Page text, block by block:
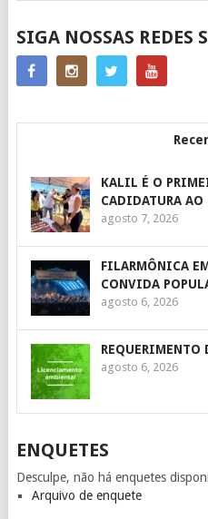
SIGA NOSSAS REDES
KALIL É O
CADIDATURA AO
agosto 7, 2026
FILARMÔNICA
CONVIDA
agosto 6, 2026
REQUERIMENTO
agosto 6, 2026
ENQUETES
Desculpe, não há enquetes
Arquivo de enquete